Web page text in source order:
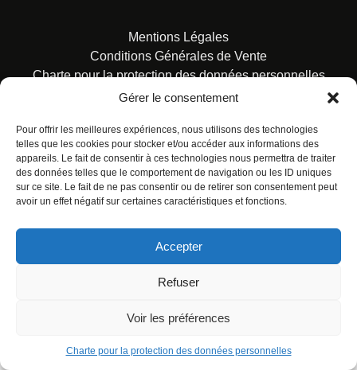
Gérer le consentement
Pour offrir les meilleures expériences, nous utilisons des technologies
telles que les cookies pour stocker et/ou accéder aux informations des
appareils. Le fait de consentir à ces technologies nous permettra de traiter
des données telles que le comportement de navigation ou les ID uniques
sur ce site. Le fait de ne pas consentir ou de retirer son consentement peut
avoir un effet négatif sur certaines caractéristiques et fonctions.
Accepter
Refuser
Voir les préférences
Charte pour la protection des données personnelles
Mentions Légales
Conditions Générales de Vente
Charte pour la protection des données personnelles
© ALL RIGHTS RESERVED. URBAN COMICS POUR LES
ÉDITIONS FRANÇAISES.